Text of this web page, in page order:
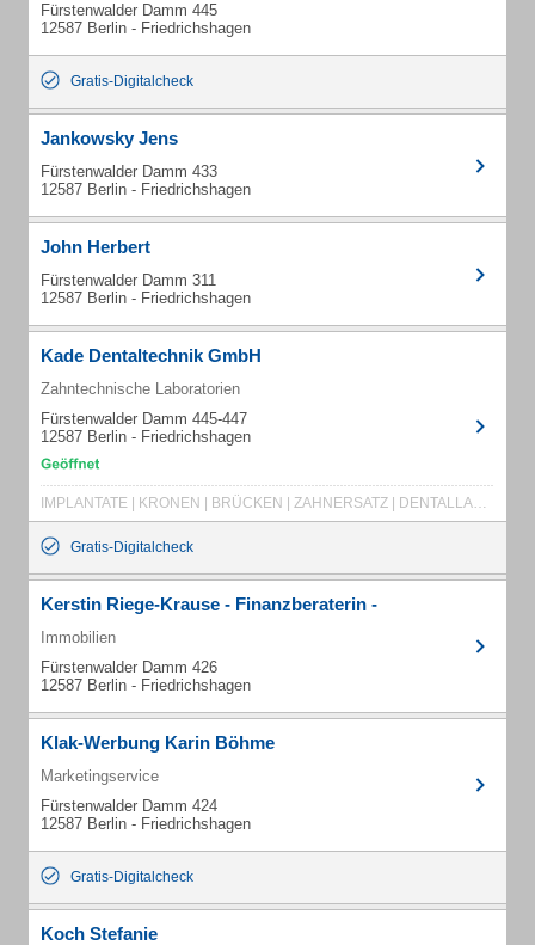
Fürstenwalder Damm 445
12587 Berlin - Friedrichshagen
Gratis-Digitalcheck
Jankowsky Jens
Fürstenwalder Damm 433
12587 Berlin - Friedrichshagen
John Herbert
Fürstenwalder Damm 311
12587 Berlin - Friedrichshagen
Kade Dentaltechnik GmbH
Zahntechnische Laboratorien
Fürstenwalder Damm 445-447
12587 Berlin - Friedrichshagen
IMPLANTATE | KRONEN | BRÜCKEN | ZAHNERSATZ | DENTALLABOR
Gratis-Digitalcheck
Kerstin Riege-Krause - Finanzberaterin -
Immobilien
Fürstenwalder Damm 426
12587 Berlin - Friedrichshagen
Klak-Werbung Karin Böhme
Marketingservice
Fürstenwalder Damm 424
12587 Berlin - Friedrichshagen
Gratis-Digitalcheck
Koch Stefanie